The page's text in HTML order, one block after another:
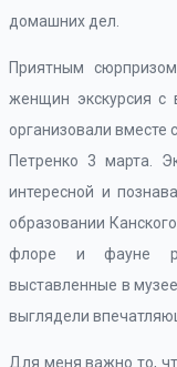
домашних дел.
Приятным
женщин экскурсия с
организовали
Петренко 3 марта.
интересной и
образовании
флоре и фауне
выставленные в
выглядели
Для меня важно то,